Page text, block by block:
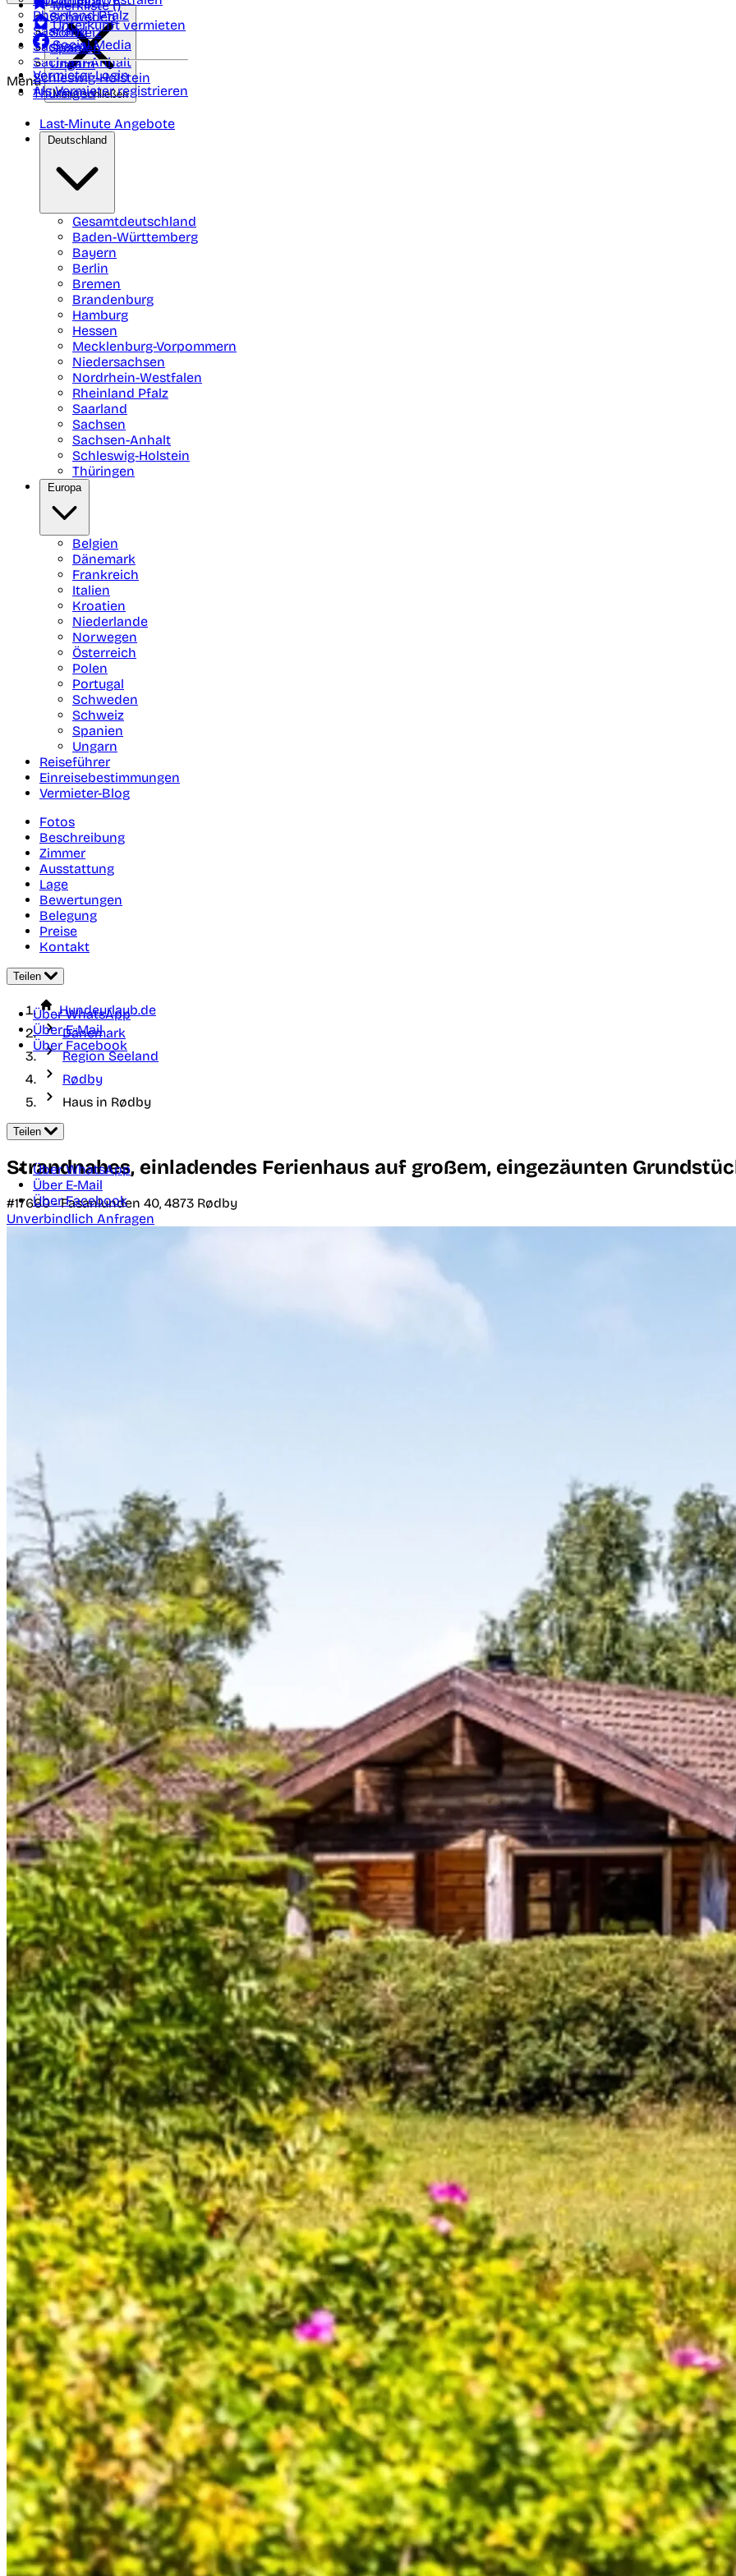
Rheinland Pfalz
Saarland
Sachsen
Sachsen-Anhalt
Schleswig-Holstein
Thüringen
Schweden
Schweiz
Spanien
Ungarn
Merkliste ()
Unterkunft vermieten
Social Media
Vermieter-Login
Als Vermieter registrieren
Menü
Menü schließen
Last-Minute Angebote
Deutschland
Gesamtdeutschland
Baden-Württemberg
Bayern
Berlin
Bremen
Brandenburg
Hamburg
Hessen
Mecklenburg-Vorpommern
Niedersachsen
Nordrhein-Westfalen
Rheinland Pfalz
Saarland
Sachsen
Sachsen-Anhalt
Schleswig-Holstein
Thüringen
Europa
Belgien
Dänemark
Frankreich
Italien
Kroatien
Niederlande
Norwegen
Österreich
Polen
Portugal
Schweden
Schweiz
Spanien
Ungarn
Reiseführer
Einreisebestimmungen
Vermieter-Blog
Fotos
Beschreibung
Zimmer
Ausstattung
Lage
Bewertungen
Belegung
Preise
Kontakt
Teilen
Über WhatsApp
Über E-Mail
Über Facebook
Hundeurlaub.de
Dänemark
Region Seeland
Rødby
Haus in Rødby
Teilen
Über WhatsApp
Über E-Mail
Über Facebook
Strandnahes, einladendes Ferienhaus auf großem, eingezäunten
#17660 -Fasanlunden 40, 4873 Rødby
Unverbindlich Anfragen